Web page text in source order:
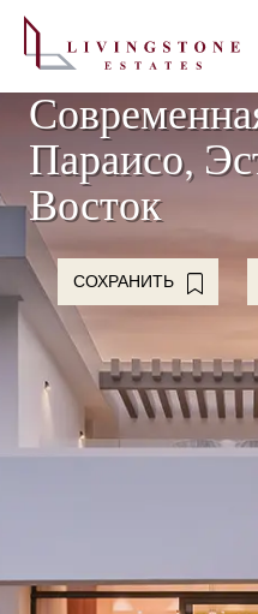
Параисо,
Восток
СОХРАНИТЬ